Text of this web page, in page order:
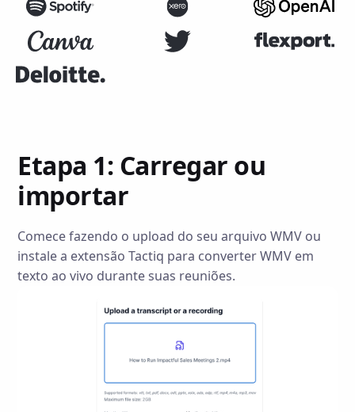
Etapa 1: Carregar ou
importar
Comece fazendo o upload do seu arquivo WMV ou
instale a extensão Tactiq para converter WMV em
texto ao vivo durante suas reuniões.